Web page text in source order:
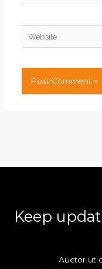
Website
Keep
Auctor ut